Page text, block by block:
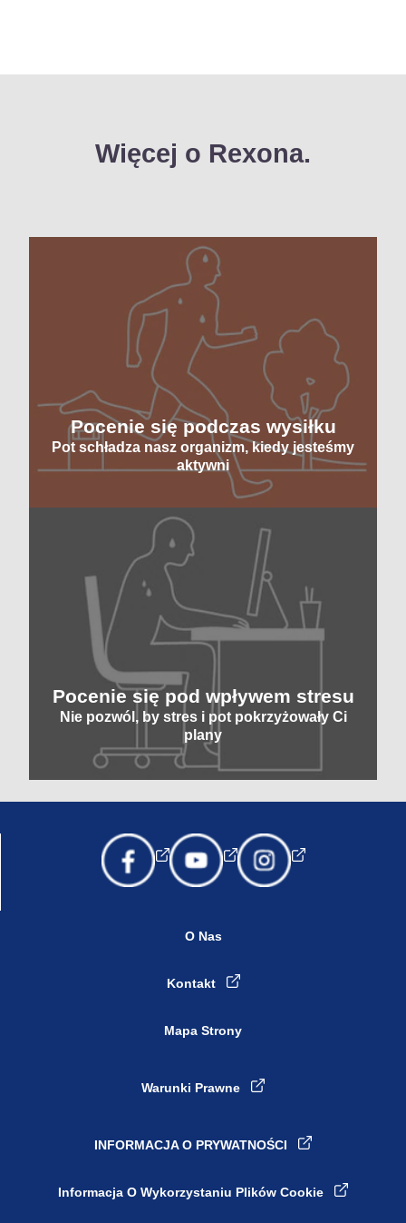
Więcej o Rexona.
Pocenie się podczas wysiłku
Pot schładza nasz organizm, kiedy jesteśmy
aktywni
Pocenie się pod wpływem stresu
Nie pozwól, by stres i pot pokrzyżowały Ci
plany
O Nas
Kontakt
Mapa Strony
Warunki Prawne
INFORMACJA O PRYWATNOŚCI
Ustawienia plików cookie